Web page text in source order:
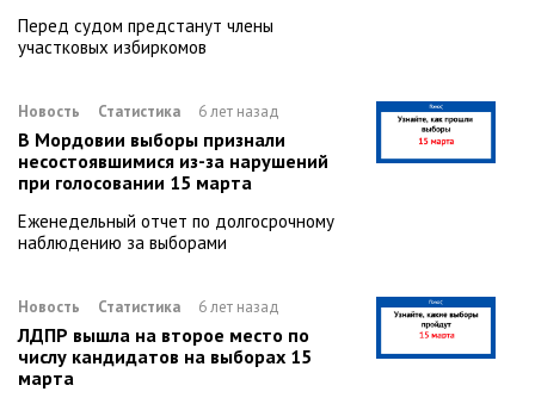
Перед судом предстанут члены
участковых избиркомов
Новость Статистика 6 лет назад
В Мордовии выборы признали
несостоявшимися из-за нарушений
при голосовании 15 марта
Еженедельный отчет по долгосрочному
наблюдению за выборами
Новость Статистика 6 лет назад
ЛДПР вышла на второе место по
числу кандидатов на выборах 15
марта